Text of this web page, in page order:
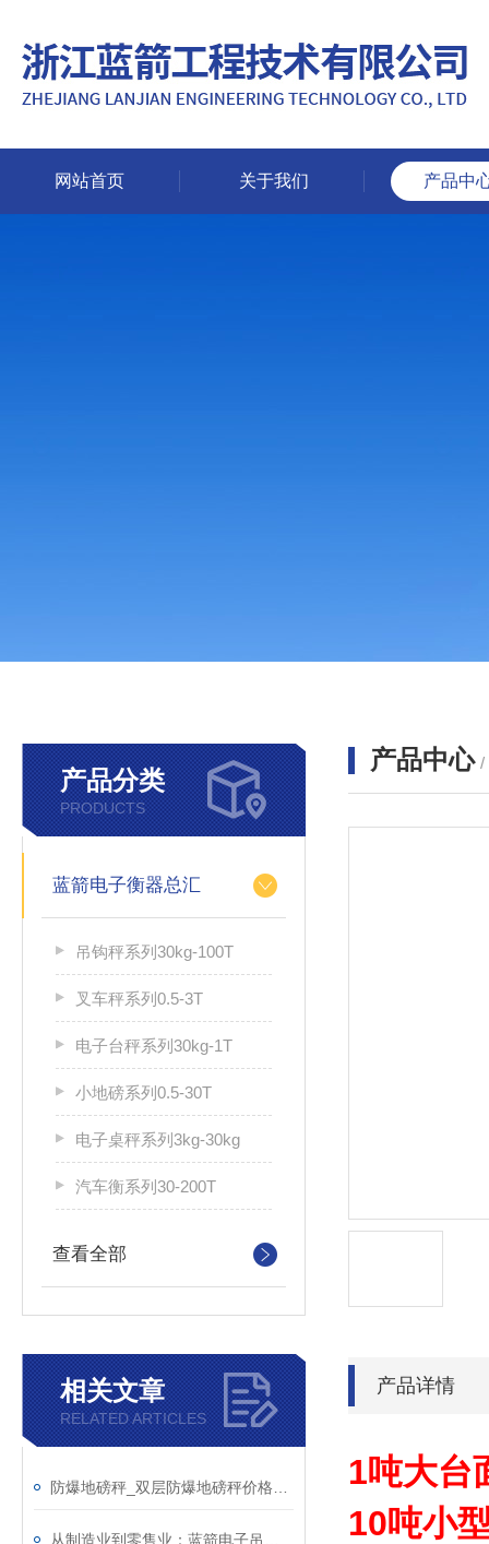
网站首页 关于我们 产品中
产品分类
PRODUCTS
蓝箭电子衡器总汇
吊钩秤系列30kg-100T
叉车秤系列0.5-3T
电子台秤系列30kg-1T
小地磅系列0.5-30T
电子桌秤系列3kg-30kg
汽车衡系列30-200T
查看全部
相关文章
RELATED ARTICLES
产品中心 /
产品详情
1吨大台
10吨小